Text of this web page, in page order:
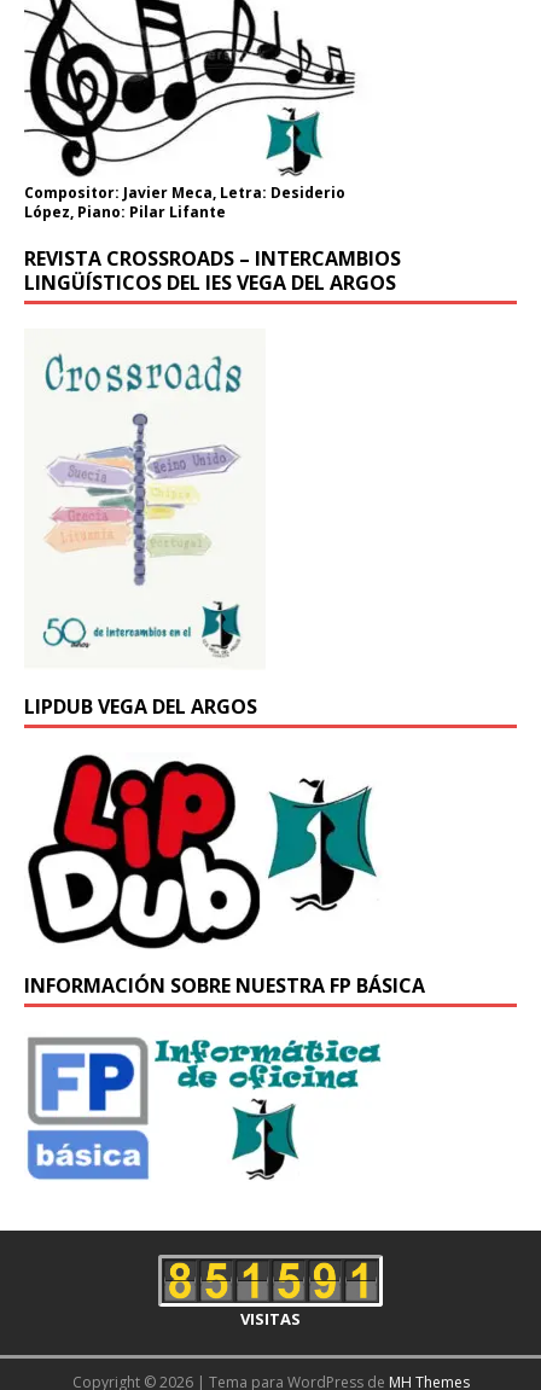
Compositor: Javier Meca, Letra: Desiderio
López, Piano: Pilar Lifante
REVISTA CROSSROADS – INTERCAMBIOS
LINGÜÍSTICOS DEL IES VEGA DEL ARGOS
LIPDUB VEGA DEL ARGOS
INFORMACIÓN SOBRE NUESTRA FP BÁSICA
VISITAS
Copyright © 2026 | Tema para WordPress de MH Themes